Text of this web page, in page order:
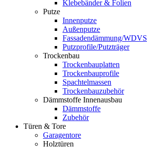
Klebebänder & Folien
Putze
Innenputze
Außenputze
Fassadendämmung/WDVS
Putzprofile/Putzträger
Trockenbau
Trockenbauplatten
Trockenbauprofile
Spachtelmassen
Trockenbauzubehör
Dämmstoffe Innenausbau
Dämmstoffe
Zubehör
Türen & Tore
Garagentore
Holztüren